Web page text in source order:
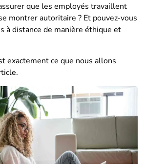
que les employés travaillent
montrer autoritaire ? Et pouvez-vous
à distance de manière éthique et
exactement ce que nous allons